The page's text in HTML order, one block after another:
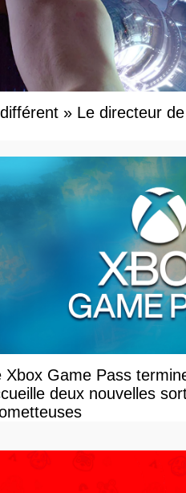
» Le directeur
Xbox Game Pass
deux nouvelles